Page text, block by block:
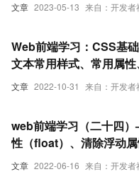
文章 2023-05-13 来自：开发者
文章 2022-10-31 来自：开发者
Web前端学习：CSS基
文本常用样式、常用属
距】
文章 2022-06-16 来自：开发者
web前端学习（二十四
性（float）、清除浮动
关设置